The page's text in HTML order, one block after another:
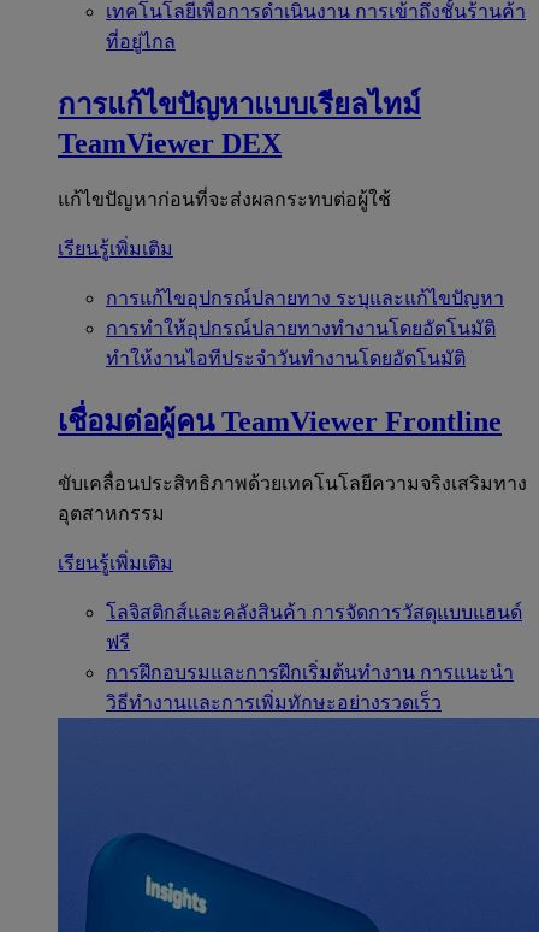
เทคโนโลยีเพื่อการดำเนินงาน การเข้าถึงชั้นร้านค้า
ที่อยู่ไกล
การแก้ไขปัญหาแบบเรียลไทม์
TeamViewer DEX
แก้ไขปัญหาก่อนที่จะส่งผลกระทบต่อผู้ใช้
เรียนรู้เพิ่มเติม
การแก้ไขอุปกรณ์ปลายทาง ระบุและแก้ไขปัญหา
การทำให้อุปกรณ์ปลายทางทำงานโดยอัตโนมัติ
ทำให้งานไอทีประจำวันทำงานโดยอัตโนมัติ
เชื่อมต่อผู้คน TeamViewer Frontline
ขับเคลื่อนประสิทธิภาพด้วยเทคโนโลยีความจริงเสริมทาง
อุตสาหกรรม
เรียนรู้เพิ่มเติม
โลจิสติกส์และคลังสินค้า การจัดการวัสดุแบบแฮนด์
ฟรี
การฝึกอบรมและการฝึกเริ่มต้นทำงาน การแนะนำ
วิธีทำงานและการเพิ่มทักษะอย่างรวดเร็ว